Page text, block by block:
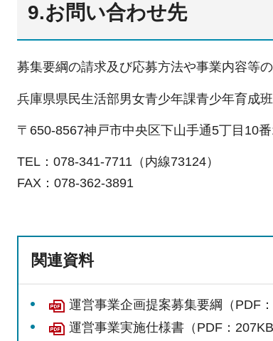
9.お問い合わせ先
募集要綱の請求及び応募方法や事業内容等
兵庫県県民生活部男女青少年課青少年育成班
〒650-8567神戸市中央区下山手通5丁目10
TEL：078-341-7711（内線73124）
FAX：078-362-3891
関連資料
運営事業企画提案募集要綱（PDF：
運営事業実施仕様書（PDF：207KB